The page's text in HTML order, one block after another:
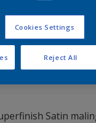
Satin
Cookies Settings
Reject All